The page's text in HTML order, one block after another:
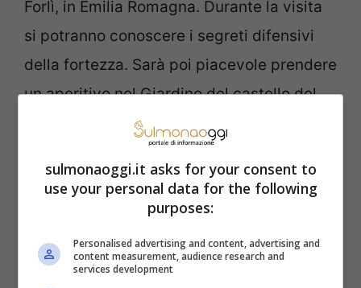
Forlì, in Emilia Romagna. Durante la visita
si potranno conoscere i segreti difensivi
della fortezza. Sarà poi piacevole prendere
un aperitivo nel Giardino del castello del
Capitano delle artiglierie nel borgo e
assistere a un concerto. Scopriamo adesso
altri posti dove andare.
Visite in Sardegna e in
Sicilia
sulmonaoggi.it asks for your consent to
use your personal data for the following
purposes:
Personalised advertising and content, advertising and
content measurement, audience research and
services development